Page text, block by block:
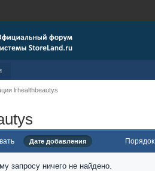
lrhealthbeautys
Дате добавления Порядок
запросу ничего не найдено.